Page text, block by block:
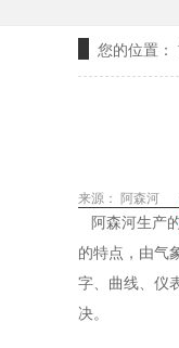
您的位置：
来源： 阿森河
阿森河生产
的特点，由气
字、曲线、仪
决。